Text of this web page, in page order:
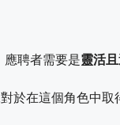
聘者需要是靈活
於在這個角色中取